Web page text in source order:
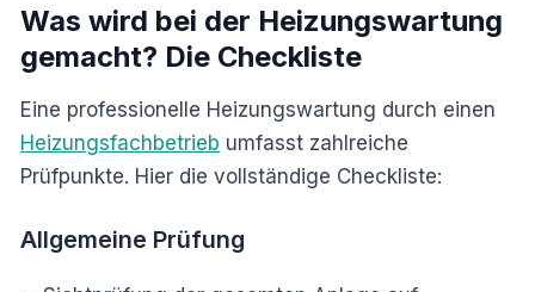
Was wird bei der Heizungswartung
gemacht? Die Checkliste
Eine professionelle Heizungswartung durch einen
Heizungsfachbetrieb umfasst zahlreiche
Prüfpunkte. Hier die vollständige Checkliste:
Allgemeine Prüfung